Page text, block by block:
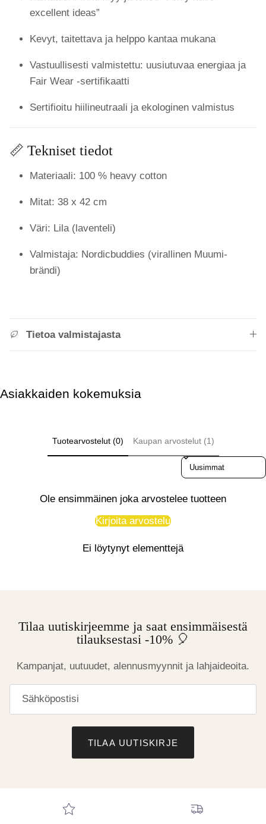
excellent ideas”
Kevyt, taitettava ja helppo kantaa mukana
Vastuullisesti valmistettu: uusiutuvaa energiaa ja
Fair Wear -sertifikaatti
Sertifioitu hiilineutraali ja ekologinen valmistus
📏 Tekniset tiedot
Materiaali: 100 % heavy cotton
Mitat: 38 x 42 cm
Väri: Lila (laventeli)
Valmistaja: Nordicbuddies (virallinen Muumi-
brändi)
Tietoa valmistajasta
Asiakkaiden kokemuksia
Tuotearvostelut (0) Kaupan arvostelut (1)
Sort reviews by
Ole ensimmäinen joka arvostelee tuotteen
Kirjoita arvostelu
Ei löytynyt elementtejä
Tilaa uutiskirjeemme ja saat ensimmäisestä
tilauksestasi -10% 🎈
Kampanjat, uutuudet, alennusmyynnit ja lahjaideoita.
TILAA UUTISKIRJE